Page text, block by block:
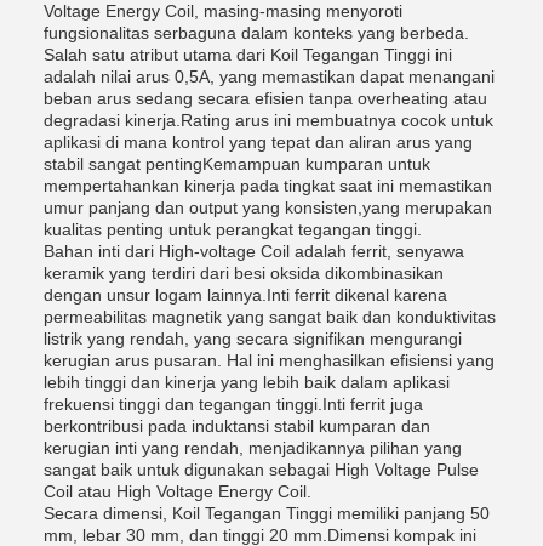
Voltage Energy Coil, masing-masing menyoroti
fungsionalitas serbaguna dalam konteks yang berbeda.
Salah satu atribut utama dari Koil Tegangan Tinggi ini
adalah nilai arus 0,5A, yang memastikan dapat menangani
beban arus sedang secara efisien tanpa overheating atau
degradasi kinerja.Rating arus ini membuatnya cocok untuk
aplikasi di mana kontrol yang tepat dan aliran arus yang
stabil sangat pentingKemampuan kumparan untuk
mempertahankan kinerja pada tingkat saat ini memastikan
umur panjang dan output yang konsisten,yang merupakan
kualitas penting untuk perangkat tegangan tinggi.
Bahan inti dari High-voltage Coil adalah ferrit, senyawa
keramik yang terdiri dari besi oksida dikombinasikan
dengan unsur logam lainnya.Inti ferrit dikenal karena
permeabilitas magnetik yang sangat baik dan konduktivitas
listrik yang rendah, yang secara signifikan mengurangi
kerugian arus pusaran. Hal ini menghasilkan efisiensi yang
lebih tinggi dan kinerja yang lebih baik dalam aplikasi
frekuensi tinggi dan tegangan tinggi.Inti ferrit juga
berkontribusi pada induktansi stabil kumparan dan
kerugian inti yang rendah, menjadikannya pilihan yang
sangat baik untuk digunakan sebagai High Voltage Pulse
Coil atau High Voltage Energy Coil.
Secara dimensi, Koil Tegangan Tinggi memiliki panjang 50
mm, lebar 30 mm, dan tinggi 20 mm.Dimensi kompak ini